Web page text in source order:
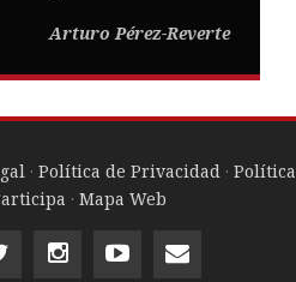
Arturo Pérez-Reverte
· Política de Privacidad · Política
· Mapa Web